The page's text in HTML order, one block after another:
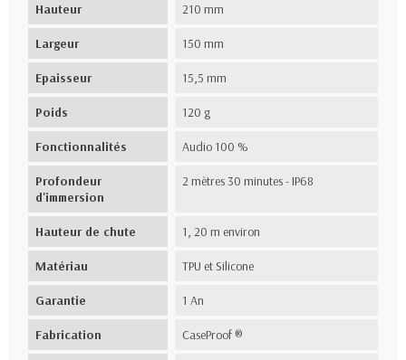
Hauteur 210 mm
Largeur 150 mm
Epaisseur 15,5 mm
Poids 120 g
Fonctionnalités Audio 100 %
Profondeur
d'immersion
2 mètres 30 minutes - IP68
Hauteur de chute 1, 20 m environ
Matériau TPU et Silicone
Garantie 1 An
Fabrication CaseProof ®